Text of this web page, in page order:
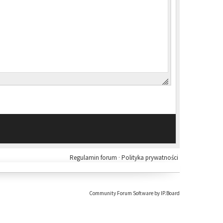
Polityka prywatności
Regulamin forum ·
Community Forum Software by IP.Board